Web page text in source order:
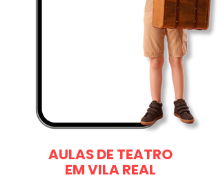
AULAS DE TEATRO
EM VILA REAL